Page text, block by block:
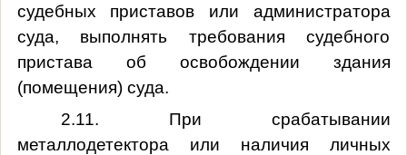
судебных приставов или администратора
суда, выполнять требования судебного
пристава об освобождении здания
(помещения) суда.
2.11. При срабатывании
металлодетектора или наличия личных